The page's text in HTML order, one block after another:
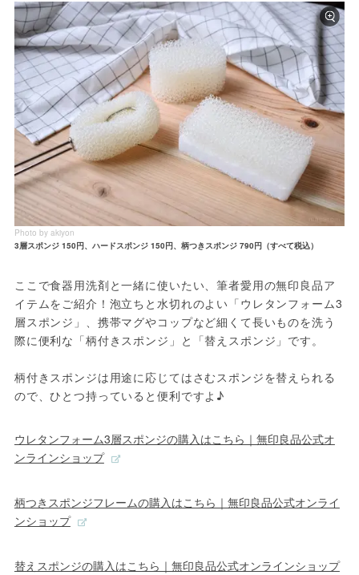
Photo by akiyon
3層スポンジ 150円、ハードスポンジ 150円、柄つきスポンジ 790円（すべて税込）
ここで食器用洗剤と一緒に使いたい、筆者愛用の無印良品ア
イテムをご紹介！泡立ちと水切れのよい「ウレタンフォーム3
層スポンジ」、携帯マグやコップなど細くて長いものを洗う
際に便利な「柄付きスポンジ」と「替えスポンジ」です。
柄付きスポンジは用途に応じてはさむスポンジを替えられる
ので、ひとつ持っていると便利ですよ♪
ウレタンフォーム3層スポンジの購入はこちら｜無印良品公式オ
ンラインショップ
柄つきスポンジフレームの購入はこちら｜無印良品公式オンライ
ンショップ
替えスポンジの購入はこちら｜無印良品公式オンラインショップ